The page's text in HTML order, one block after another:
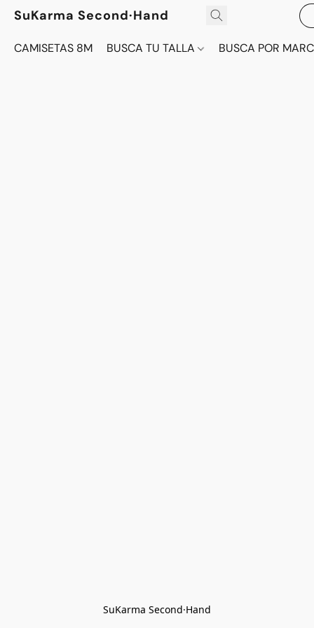
SuKarma Second·Hand
CAMISETAS 8M BUSCA TU TALLA BUSCA POR
SuKarma Second·Hand